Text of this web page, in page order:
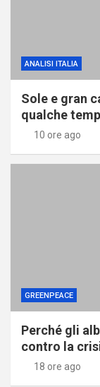
ANALISI ITALIA
Sole e gran
qualche
10 ore ago
GREENPEACE
Perché gli
contro la
18 ore ago